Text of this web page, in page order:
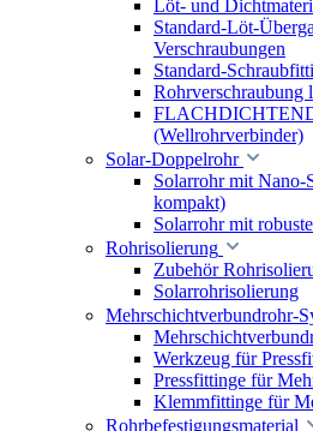
Löt- und
Standard-Löt-
Verschraubungen
Standard-
Rohrverschraubung
(Wellrohrverbinder)
Solar-Doppelrohr
Solarrohr mit Nano-
kompakt)
Solarrohr mit
Rohrisolierung
Zubehör
Solarrohrisolierung
Mehrschichtverbundrohr-
Werkzeug für
Pressfittinge für
Klemmfittinge für
Rohrbefestigungsmaterial